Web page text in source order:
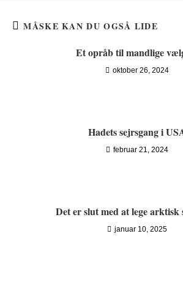
MÅSKE KAN DU OGSÅ LIDE
Et opråb til mandlige
oktober 26, 2024
Hadets sejrsgang i
februar 21, 2024
Det er slut med at lege arktisk
januar 10, 2025